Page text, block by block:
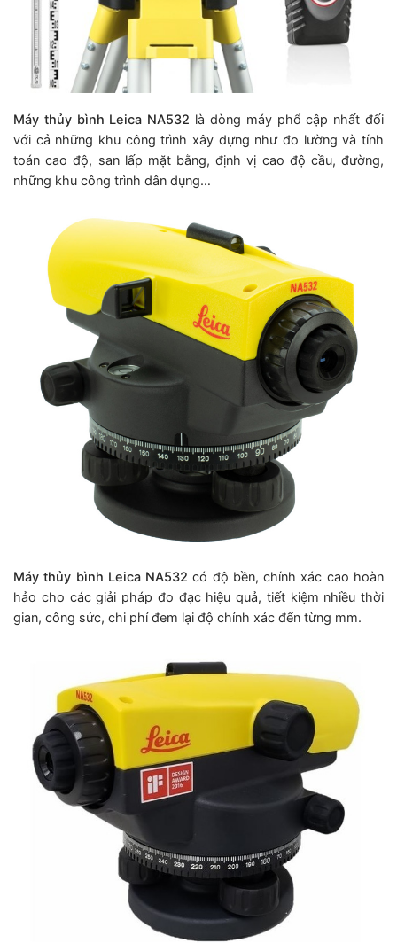
Máy thủy bình Leica NA532 là dòng máy phổ cập nhất đối
với cả những khu công trình xây dựng như đo lường và tính
toán cao độ, san lấp mặt bằng, định vị cao độ cầu, đường,
những khu công trình dân dụng…
Máy thủy bình Leica NA532 có độ bền, chính xác cao hoàn
hảo cho các giải pháp đo đạc hiệu quả, tiết kiệm nhiều thời
gian, công sức, chi phí đem lại độ chính xác đến từng mm.